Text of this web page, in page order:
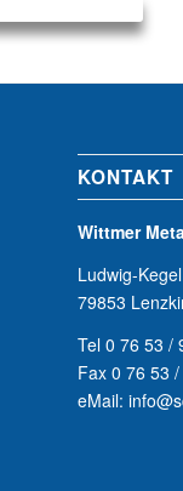
KONTAKT
Wittmer
Ludwig-
79853
Tel 0 76 53 /
Fax 0 76 53
eMail: